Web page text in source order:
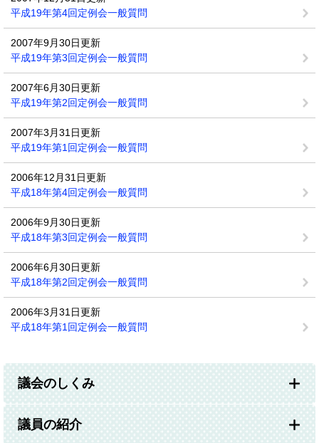
平成19年第4回定例会一般質問
2007年9月30日更新
平成19年第3回定例会一般質問
2007年6月30日更新
平成19年第2回定例会一般質問
2007年3月31日更新
平成19年第1回定例会一般質問
2006年12月31日更新
平成18年第4回定例会一般質問
2006年9月30日更新
平成18年第3回定例会一般質問
2006年6月30日更新
平成18年第2回定例会一般質問
2006年3月31日更新
平成18年第1回定例会一般質問
議会のしくみ
議員の紹介